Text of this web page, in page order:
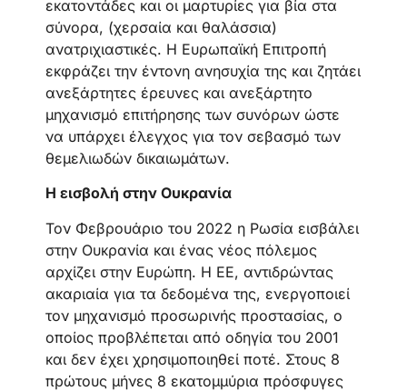
εκατοντάδες και οι μαρτυρίες για βία στα
σύνορα, (χερσαία και θαλάσσια)
ανατριχιαστικές. Η Ευρωπαϊκή Επιτροπή
εκφράζει την έντονη ανησυχία της και ζητάει
ανεξάρτητες έρευνες και ανεξάρτητο
μηχανισμό επιτήρησης των συνόρων ώστε
να υπάρχει έλεγχος για τον σεβασμό των
θεμελιωδών δικαιωμάτων.
Η εισβολή στην Ουκρανία
Τον Φεβρουάριο του 2022 η Ρωσία εισβάλει
στην Ουκρανία και ένας νέος πόλεμος
αρχίζει στην Ευρώπη. Η ΕΕ, αντιδρώντας
ακαριαία για τα δεδομένα της, ενεργοποιεί
τον μηχανισμό προσωρινής προστασίας, ο
οποίος προβλέπεται από οδηγία του 2001
και δεν έχει χρησιμοποιηθεί ποτέ. Στους 8
πρώτους μήνες 8 εκατομμύρια πρόσφυγες